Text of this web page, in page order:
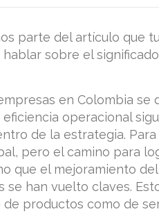
parte del artículo que
hablar sobre el
en Colombia
operacional
de la estrategia.
pero el camino para
que el mejoramiento
se han vuelto claves.
productos como de